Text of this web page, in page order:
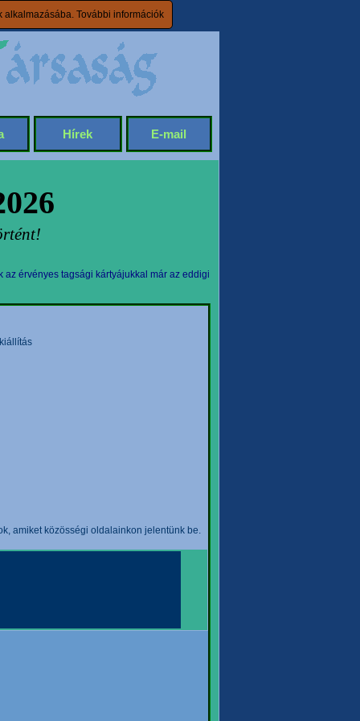
alkalmazásába. További információk
Hírek E-mail
érvényes tagsági kártyájukkal már az eddigi
amiket közösségi oldalainkon jelentünk be.